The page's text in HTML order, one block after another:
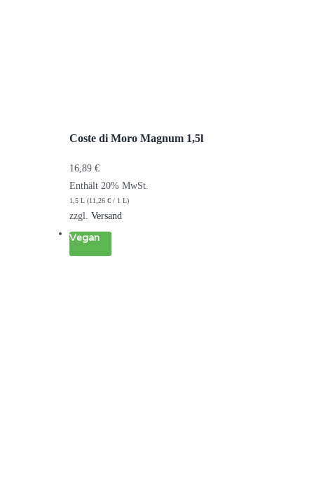
Coste di Moro Magnum 1,5l
16,89€
Enthält 20% MwSt.
1,5 L (11,26€ / 1 L)
zzgl.Versand
Vegan